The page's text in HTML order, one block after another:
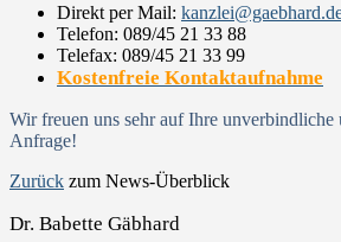
Direkt per Mail:
Telefon: 089/45 21 33 88
Telefax: 089/45 21 33 99
Kostenfreie Kontaktaufnahme
Wir freuen uns sehr auf Ihre unverbindliche
Anfrage!
Zurück zum News-Überblick
Dr. Babette Gäbhard